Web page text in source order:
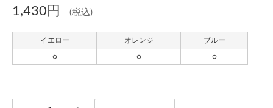
1,430円 (税込)